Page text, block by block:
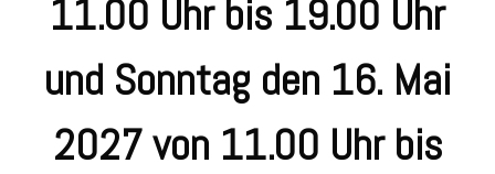
11.00 Uhr bis 19.00 Uhr
und Sonntag den 16. Mai
2027 von 11.00 Uhr bis